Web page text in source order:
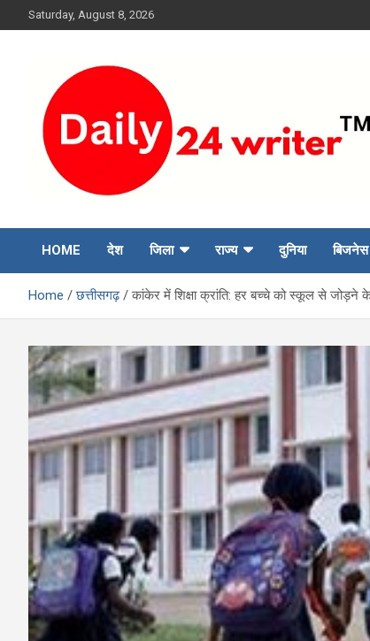
to
Saturday, August 8, 2026
HOME देश जिला राज्य दुनिया बिजनेस
Home छत्तीसगढ़ कांकेर में शिक्षा क्रांति: हर बच्चे को स्कूल से जोड़ने